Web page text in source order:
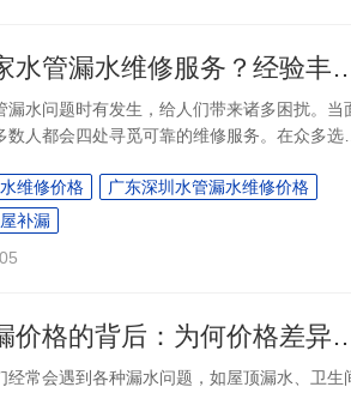
为何都选这家水管漏水维修服务
漏水问题时有发生，给人们带来诸多困扰。当
人都会四处寻觅可靠的维修服务。在众多选择
大关键因素，使其在竞争激烈的维修市场....
维修价格
广东深圳水管漏水维修价格
补漏
揭秘防水补漏价格的背后：
经常会遇到各种漏水问题，如屋顶漏水、卫生